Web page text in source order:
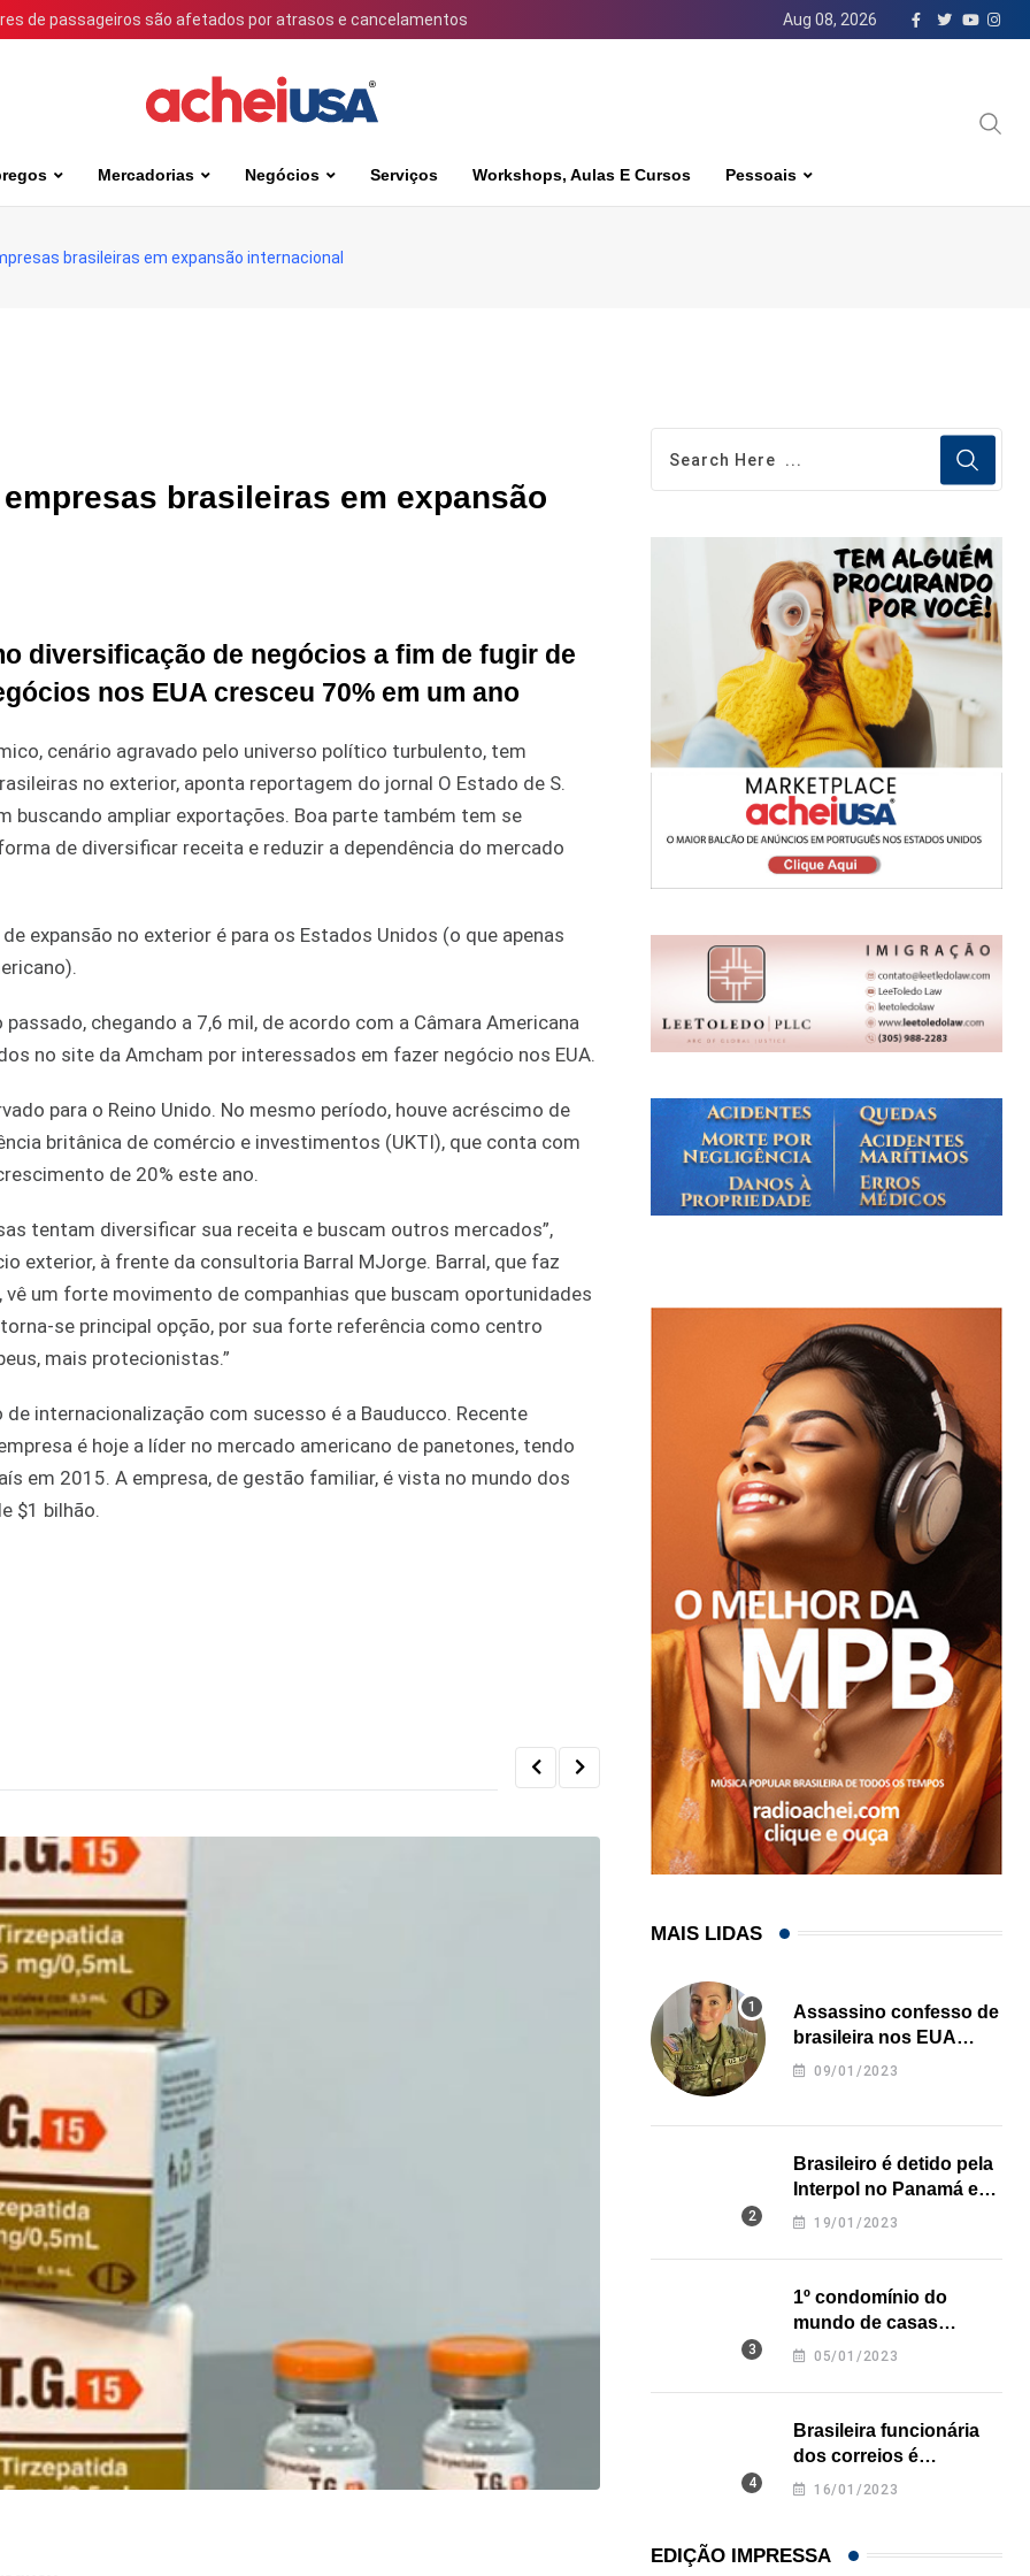
de passageiros são afetados por atrasos e cancelamentos Aug 08, 2026
Mercadorias Negócios Serviços Workshops, Aulas E Cursos Pessoais
brasileiras em expansão internacional
brasileiras em expansão
diversificação de negócios a fim de fugir de
nos EUA cresceu 70% em um ano
cenário agravado pelo universo político turbulento, tem
no exterior, aponta reportagem do jornal O Estado de S.
buscando ampliar exportações. Boa parte também tem se
de diversificar receita e reduzir a dependência do mercado
expansão no exterior é para os Estados Unidos (o que apenas
chegando a 7,6 mil, de acordo com a Câmara Americana
no site da Amcham por interessados em fazer negócio nos EUA.
para o Reino Unido. No mesmo período, houve acréscimo de
britânica de comércio e investimentos (UKTI), que conta com
de 20% este ano.
tentam diversificar sua receita e buscam outros mercados”,
exterior, à frente da consultoria Barral MJorge. Barral, que faz
um forte movimento de companhias que buscam oportunidades
se principal opção, por sua forte referência como centro
mais protecionistas.”
internacionalização com sucesso é a Bauducco. Recente
é hoje a líder no mercado americano de panetones, tendo
em 2015. A empresa, de gestão familiar, é vista no mundo dos
$1 bilhão.
MAIS LIDAS
Assassino confesso de
brasileira nos EUA
revela onde deixou o
09/01/2023
Brasileiro é detido pela
Interpol no Panamá e
pode pegar prisão
19/01/2023
1º condomínio do
mundo de casas
impressas em 3D é
05/01/2023
Brasileira funcionária
dos correios é
assassinada a facadas
16/01/2023
EDIÇÃO IMPRESSA